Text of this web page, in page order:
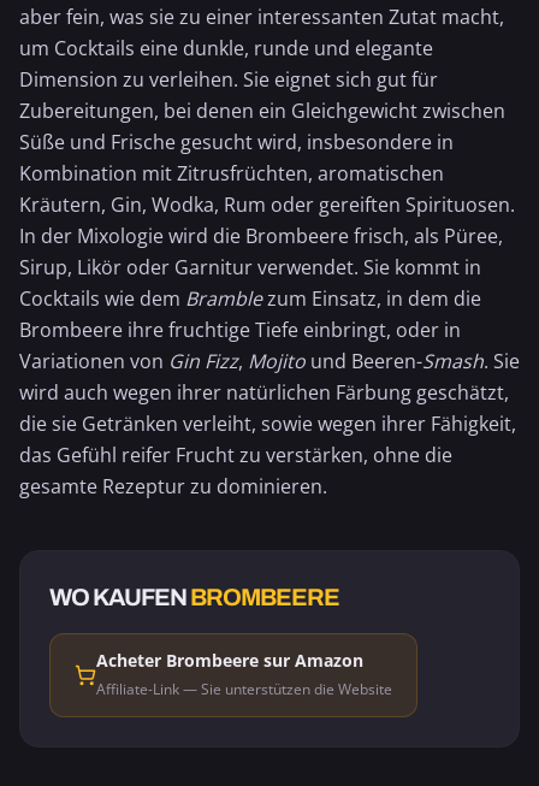
aber fein, was sie zu einer interessanten Zutat macht,
um Cocktails eine dunkle, runde und elegante
Dimension zu verleihen. Sie eignet sich gut für
Zubereitungen, bei denen ein Gleichgewicht zwischen
Süße und Frische gesucht wird, insbesondere in
Kombination mit Zitrusfrüchten, aromatischen
Kräutern, Gin, Wodka, Rum oder gereiften Spirituosen.
In der Mixologie wird die Brombeere frisch, als Püree,
Sirup, Likör oder Garnitur verwendet. Sie kommt in
Cocktails wie dem Bramblezum Einsatz, in dem die
Brombeere ihre fruchtige Tiefe einbringt, oder in
Variationen von Gin Fizz, Mojito und Beeren-Smash. Sie
wird auch wegen ihrer natürlichen Färbung geschätzt,
die sie Getränken verleiht, sowie wegen ihrer Fähigkeit,
das Gefühl reifer Frucht zu verstärken, ohne die
gesamte Rezeptur zu dominieren.
WO KAUFENBROMBEERE
Acheter Brombeere sur Amazon
Affiliate-Link — Sie unterstützen die Website